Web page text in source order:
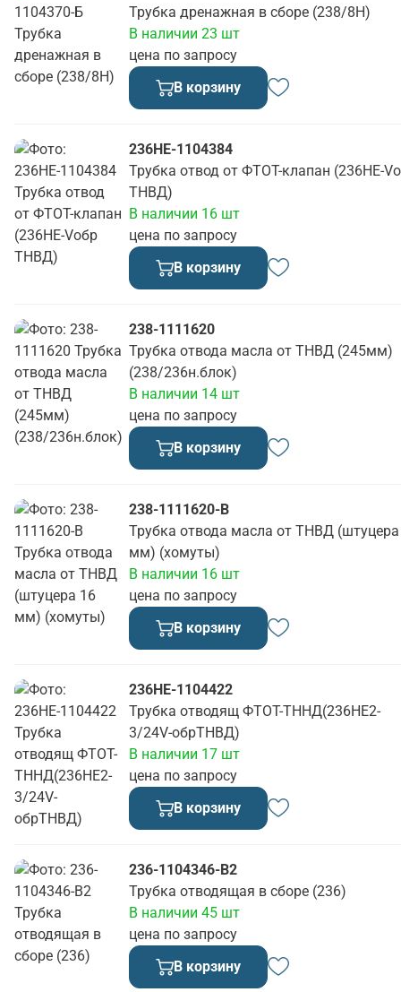
Трубка дренажная в сборе (238/8Н)
цена по запросу
В наличии 23 шт
В корзину
236НЕ-1104384
Трубка отвод от ФТОТ-клапан (236НЕ-
ТНВД)
цена по запросу
В наличии 16 шт
В корзину
238-1111620
Трубка отвода масла от ТНВД (245мм)
(238/236н.блок)
цена по запросу
В наличии 14 шт
В корзину
238-1111620-В
Трубка отвода масла от ТНВД
мм) (хомуты)
цена по запросу
В наличии 16 шт
В корзину
236НЕ-1104422
Трубка отводящ ФТОТ-ТННД(236НЕ2-
3/24V-обрТНВД)
цена по запросу
В наличии 17 шт
В корзину
236-1104346-В2
Трубка отводящая в сборе (236)
цена по запросу
В наличии 45 шт
В корзину